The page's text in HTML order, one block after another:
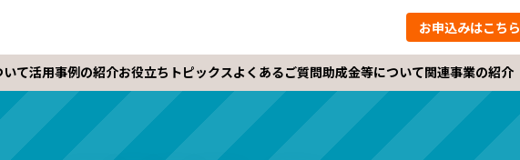
お申込みはこちら
て活用事例の紹介お役立ちトピックスよくあるご質問助成金等について関連事業の紹介